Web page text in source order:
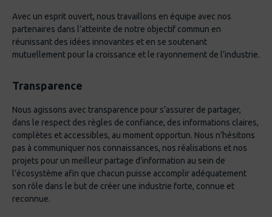
Avec un esprit ouvert, nous travaillons en équipe avec nos
partenaires dans l’atteinte de notre objectif commun en
réunissant des idées innovantes et en se soutenant
mutuellement pour la croissance et le rayonnement de l’industrie.
Transparence
Nous agissons avec transparence pour s’assurer de partager,
dans le respect des règles de confiance, des informations claires,
complètes et accessibles, au moment opportun. Nous n’hésitons
pas à communiquer nos connaissances, nos réalisations et nos
projets pour un meilleur partage d’information au sein de
l’écosystème afin que chacun puisse accomplir adéquatement
son rôle dans le but de créer une industrie forte, connue et
reconnue.